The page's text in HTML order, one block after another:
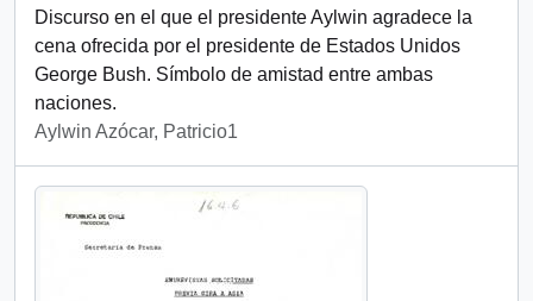
Discurso en el que el presidente Aylwin agradece la
cena ofrecida por el presidente de Estados Unidos
George Bush. Símbolo de amistad entre ambas
naciones.
Aylwin Azócar, Patricio1